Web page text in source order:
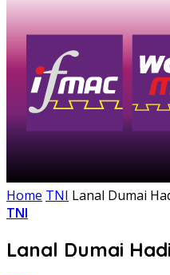
Home TNI Lanal Dumai
TNI
Lanal Dumai